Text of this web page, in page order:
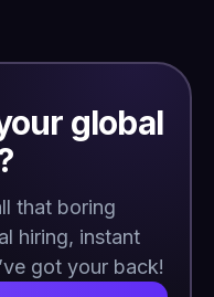
global
that boring
hiring, instant
got your back!